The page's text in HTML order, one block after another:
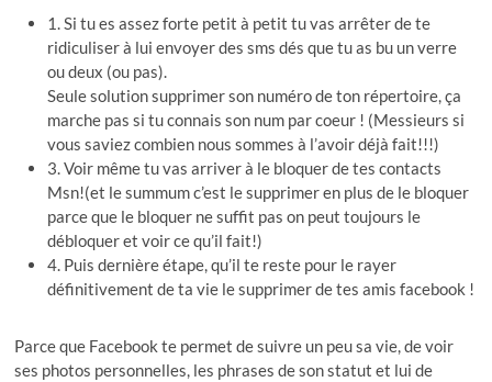
1. Si tu es assez forte petit à petit tu vas arrêter de te
ridiculiser à lui envoyer des sms dés que tu as bu un verre
ou deux (ou pas).
Seule solution supprimer son numéro de ton répertoire, ça
marche pas si tu connais son num par coeur ! (Messieurs si
vous saviez combien nous sommes à l’avoir déjà fait!!!)
3. Voir même tu vas arriver à le bloquer de tes contacts
Msn!(et le summum c’est le supprimer en plus de le bloquer
parce que le bloquer ne suffit pas on peut toujours le
débloquer et voir ce qu’il fait!)
4. Puis dernière étape, qu’il te reste pour le rayer
définitivement de ta vie le supprimer de tes amis facebook !
Parce que Facebook te permet de suivre un peu sa vie, de voir
ses photos personnelles, les phrases de son statut et lui de